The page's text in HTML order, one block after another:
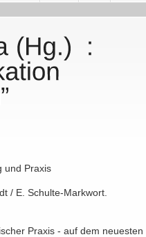
und Praxis
/ E. Schulte-Markwort.
Praxis - auf dem neuesten